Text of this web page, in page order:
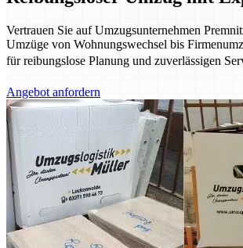
Vertrauen Sie auf Umzugsunternehmen
Umzüge von Wohnungswechsel bis
für reibungslose Planung und zuverlässigen
Angebot anfordern